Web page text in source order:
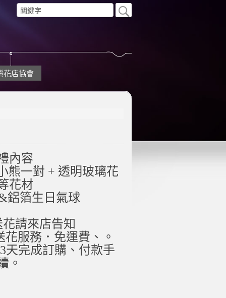
花店協會
內容
熊一對 + 透明玻璃花
花材
鋁箔生日氣球
請來店告知
花服務．免運費、。
天完成訂購、付款手
。